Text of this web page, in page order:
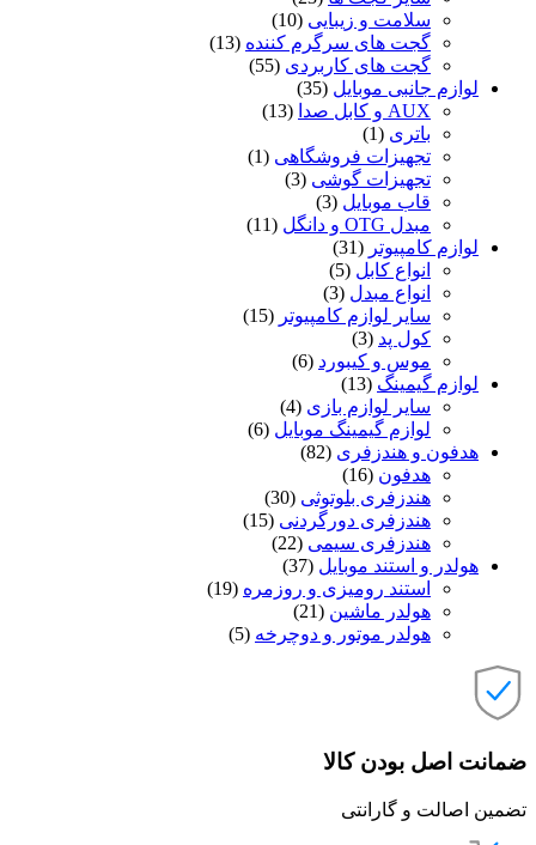
سلامت و زیبایی (10)
گجت های سرگرم کننده (13)
گجت های کاربردی (55)
لوازم جانبی موبایل (35)
AUX و کابل صدا
(13)
باتری (1)
تجهیزات فروشگاهی (1)
تجهیزات گوشی (3)
قاب موبایل (3)
مبدل OTG و دانگل
(11)
لوازم کامپیوتر (31)
انواع کابل (5)
انواع مبدل (3)
سایر لوازم کامپیوتر (15)
کول پد (3)
موس و کیبورد (6)
لوازم گیمینگ (13)
سایر لوازم بازی (4)
لوازم گیمینگ موبایل (6)
هدفون و هندزفری (82)
هدفون (16)
هندزفری بلوتوثی (30)
هندزفری دورگردنی (15)
هندزفری سیمی (22)
هولدر و استند موبایل (37)
استند رومیزی و روزمره (19)
هولدر ماشین (21)
هولدر موتور و دوچرخه (5)
ضمانت اصل بودن کالا
تضمین اصالت و گارانتی